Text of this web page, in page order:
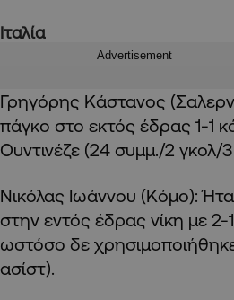
Ιταλία
Advertisement
Γρηγόρης Κάστανος
πάγκο στο εκτός έδρας 1-1
Ουντινέζε (24 συμμ./2 γκολ/3
Νικόλας Ιωάννου (Κόμο):
στην εντός έδρας νίκη με 2-
ωστόσο δε
ασίστ).